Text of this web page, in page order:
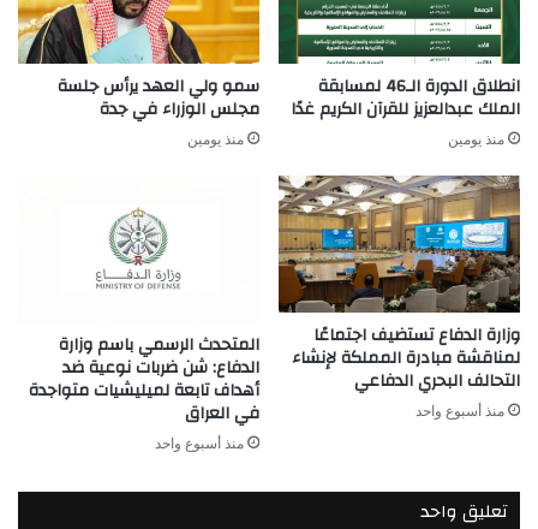
انطلاق الدورة الـ46 لمسابقة
الملك عبدالعزيز للقرآن الكريم غدًا
منذ يومين
سمو ولي العهد يرأس جلسة
مجلس الوزراء في جدة
منذ يومين
وزارة الدفاع تستضيف اجتماعًا
لمناقشة مبادرة المملكة لإنشاء
التحالف البحري الدفاعي
منذ أسبوع واحد
المتحدث الرسمي باسم وزارة
الدفاع: شن ضربات نوعية ضد
أهداف تابعة لميليشيات متواجدة
في العراق
منذ أسبوع واحد
تعليق واحد